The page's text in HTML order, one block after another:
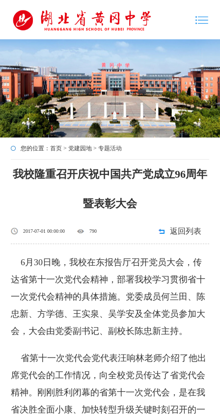
您的位置：首页 > 党建园地 >专题活动
我校隆重召开庆祝中国共产党成立96周年
暨表彰大会
2017-07-01 00:00:00 790 返回列表
6月30日晚，我校在东报告厅召开党员大会，传
达省第十一次党代会精神，部署我校学习贯彻省十
一次党代会精神的具体措施。党委成员何兰田、陈
忠新、方学德、王实泉、吴学安及全体党员参加大
会，大会由党委副书记、副校长陈忠新主持。
省第十一次党代会党代表汪响林老师介绍了他出
席党代会的工作情况，向全校党员传达了省党代会
精神。刚刚胜利闭幕的省第十一次党代会，是在我
省决胜全面小康、加快转型升级关键时刻召开的一